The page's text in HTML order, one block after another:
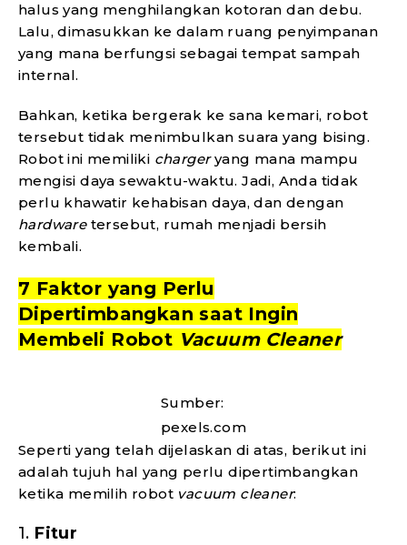
halus yang menghilangkan kotoran dan debu.
Lalu, dimasukkan ke dalam ruang penyimpanan
yang mana berfungsi sebagai tempat sampah
internal.
Bahkan, ketika bergerak ke sana kemari, robot
tersebut tidak menimbulkan suara yang bising.
Robot ini memiliki chargeryang mana mampu
mengisi daya sewaktu-waktu. Jadi, Anda tidak
perlu khawatir kehabisan daya, dan dengan
hardware tersebut, rumah menjadi bersih
kembali.
7 Faktor yang Perlu
Dipertimbangkan saat Ingin
Membeli Robot Vacuum Cleaner
Sumber:
pexels.com
Seperti yang telah dijelaskan di atas, berikut ini
adalah tujuh hal yang perlu dipertimbangkan
ketika memilih robot vacuum cleaner:
1. Fitur